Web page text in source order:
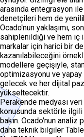
arasında entegrasyon
denetçileri hem de
Ocado'nun yaklaşımı,
sahiplenildiği ve hem iç
markalar için harici bir
kazanılabileceğini
modellere geçişiyle,
optimizasyonu ve yapay
gelecek ve her dijital
yükseltecektir.
Perakende medyası veri
konusunda sektörle ilgili
bakın. Ocado'nun
daha teknik bilgiler